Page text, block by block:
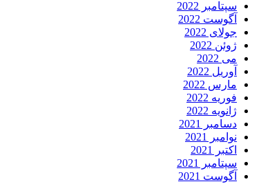
سپتامبر 2022
آگوست 2022
جولای 2022
ژوئن 2022
می 2022
آوریل 2022
مارس 2022
فوریه 2022
ژانویه 2022
دسامبر 2021
نوامبر 2021
اکتبر 2021
سپتامبر 2021
آگوست 2021